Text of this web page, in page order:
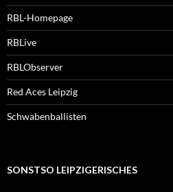
RBL-Homepage
RBLive
RBLObserver
Red Aces Leipzig
Schwabenballisten
SONSTSO LEIPZIGERISCHES